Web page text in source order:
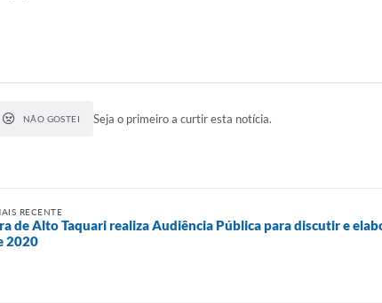
NÃO GOSTEI Seja o primeiro a curtir esta notícia.
RECENTE
de Alto Taquari realiza Audiência Pública para discutir e
2020